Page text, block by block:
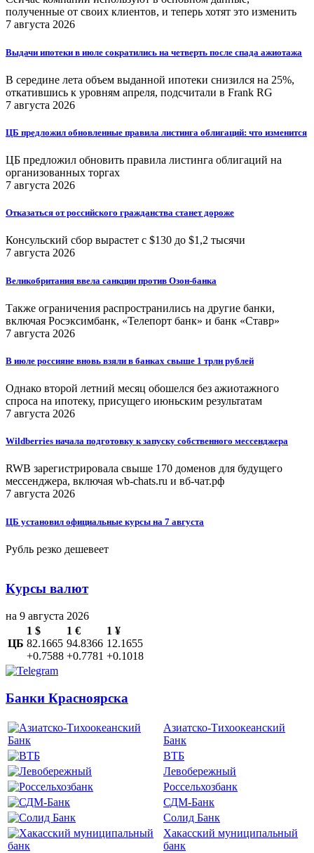
полученные от своих клиентов, и теперь хотят это изменить
7 августа 2026
Выдачи ипотеки в июле сократились на четверть после спада ажиотажа
В середине лета объем выданной ипотеки снизился на 25%,
откатившись к уровням апреля, подсчитали в Frank RG
7 августа 2026
ЦБ предложил обновленные правила листинга облигаций: что изменится
ЦБ предложил обновить правила листинга облигаций на
организованных торгах
7 августа 2026
Отказаться от российского гражданства станет дороже
Консульский сбор вырастет с $130 до $1,2 тысячи
7 августа 2026
Великобритания ввела санкции против Озон-банка
Также ограничения распространились на другие банки,
включая Росэксимбанк, «Телепорт банк» и банк «Ставр»
7 августа 2026
В июле россияне вновь взяли в банках свыше 1 трлн рублей
Однако второй летний месяц обошелся без ажиотажного
спроса на ипотеку, присущего июньским результатам
7 августа 2026
Wildberries начала подготовку к запуску собственного мессенджера
RWB зарегистрировала свыше 170 доменов для будущего
мессенджера, включая wb-chats.ru и вб-чат.рф
7 августа 2026
ЦБ установил официальные курсы на 7 августа
Рубль резко дешевеет
Курсы валют
на 9 августа 2026
ЦБ
1 $
82.1665
+0.7588
1 €
94.8366
+0.7781
1 ¥
12.1655
+0.1018
Банки Красноярска
Азиатско-Тихоокеанский
Банк
ВТБ
Левобережный
Россельхозбанк
СДМ-Банк
Солид Банк
Хакасский муниципальный
банк